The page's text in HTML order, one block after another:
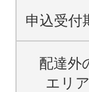
申込受付
配達外
エリア